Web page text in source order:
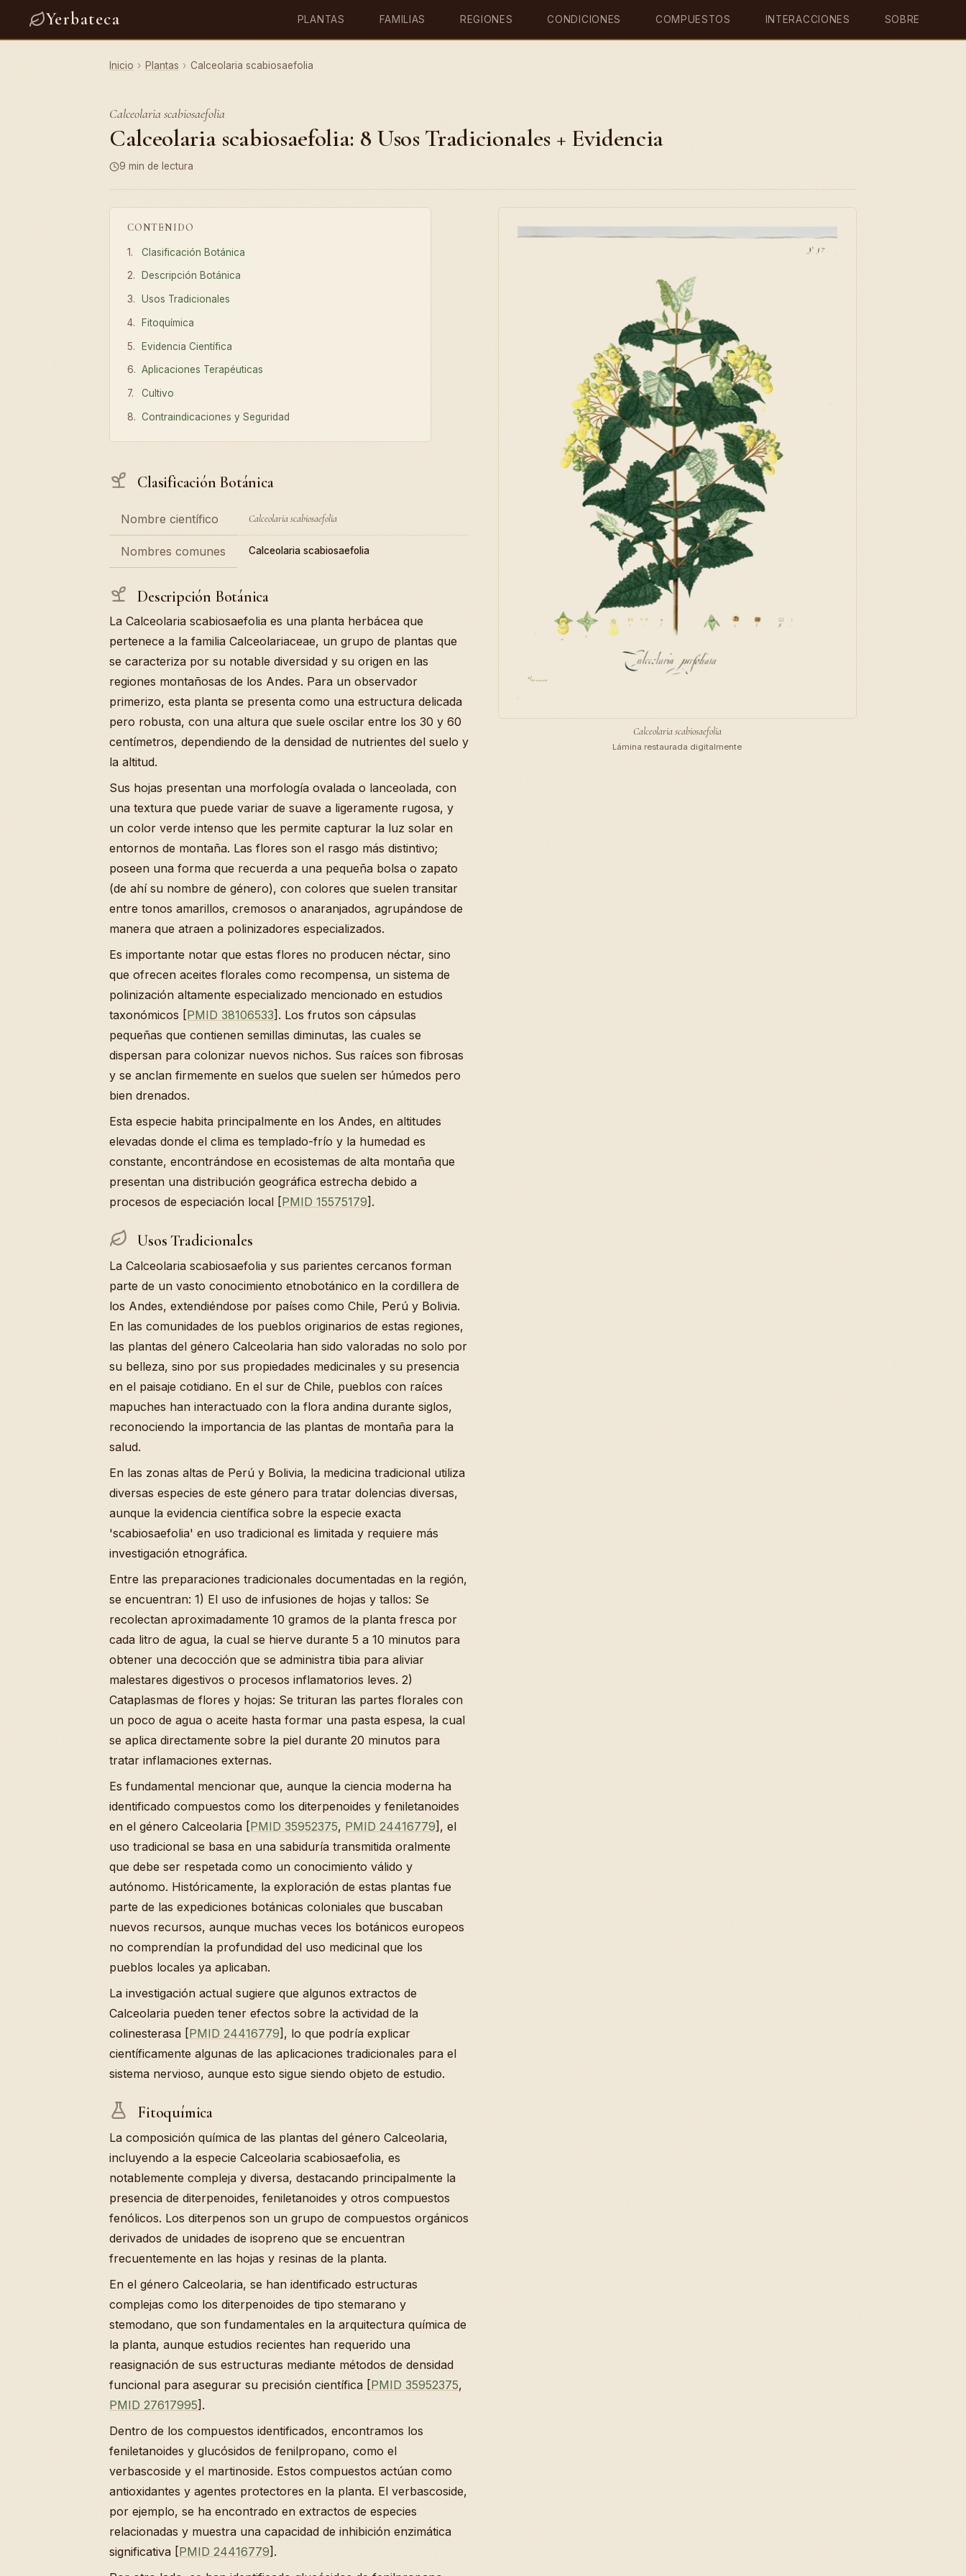
Yerbateca PLANTAS FAMILIAS REGIONES CONDICIONES COMPUESTOS INTERACCIONES SOBRE
Inicio › Plantas › Calceolaria scabiosaefolia
Calceolaria scabiosaefolia
Calceolaria scabiosaefolia: 8 Usos Tradicionales + Evidencia
9 min de lectura
CONTENIDO
Clasificación Botánica
Descripción Botánica
Usos Tradicionales
Fitoquímica
Evidencia Científica
Aplicaciones Terapéuticas
Cultivo
Contraindicaciones y Seguridad
Clasificación Botánica
Nombre científico Calceolaria scabiosaefolia
Nombres comunes Calceolaria scabiosaefolia
Descripción Botánica
La Calceolaria scabiosaefolia es una planta herbácea que
pertenece a la familia Calceolariaceae, un grupo de plantas que
se caracteriza por su notable diversidad y su origen en las
regiones montañosas de los Andes. Para un observador
primerizo, esta planta se presenta como una estructura delicada
pero robusta, con una altura que suele oscilar entre los 30 y 60
centímetros, dependiendo de la densidad de nutrientes del suelo y
la altitud.
Sus hojas presentan una morfología ovalada o lanceolada, con
una textura que puede variar de suave a ligeramente rugosa, y
un color verde intenso que les permite capturar la luz solar en
entornos de montaña. Las flores son el rasgo más distintivo;
poseen una forma que recuerda a una pequeña bolsa o zapato
(de ahí su nombre de género), con colores que suelen transitar
entre tonos amarillos, cremosos o anaranjados, agrupándose de
manera que atraen a polinizadores especializados.
Es importante notar que estas flores no producen néctar, sino
que ofrecen aceites florales como recompensa, un sistema de
polinización altamente especializado mencionado en estudios
taxonómicos [PMID 38106533]. Los frutos son cápsulas
pequeñas que contienen semillas diminutas, las cuales se
dispersan para colonizar nuevos nichos. Sus raíces son fibrosas
y se anclan firmemente en suelos que suelen ser húmedos pero
bien drenados.
Esta especie habita principalmente en los Andes, en altitudes
elevadas donde el clima es templado-frío y la humedad es
constante, encontrándose en ecosistemas de alta montaña que
presentan una distribución geográfica estrecha debido a
procesos de especiación local [PMID 15575179].
Usos Tradicionales
La Calceolaria scabiosaefolia y sus parientes cercanos forman
parte de un vasto conocimiento etnobotánico en la cordillera de
los Andes, extendiéndose por países como Chile, Perú y Bolivia.
En las comunidades de los pueblos originarios de estas regiones,
las plantas del género Calceolaria han sido valoradas no solo por
su belleza, sino por sus propiedades medicinales y su presencia
en el paisaje cotidiano. En el sur de Chile, pueblos con raíces
mapuches han interactuado con la flora andina durante siglos,
reconociendo la importancia de las plantas de montaña para la
salud.
En las zonas altas de Perú y Bolivia, la medicina tradicional utiliza
diversas especies de este género para tratar dolencias diversas,
aunque la evidencia científica sobre la especie exacta
'scabiosaefolia' en uso tradicional es limitada y requiere más
investigación etnográfica.
Entre las preparaciones tradicionales documentadas en la región,
se encuentran: 1) El uso de infusiones de hojas y tallos: Se
recolectan aproximadamente 10 gramos de la planta fresca por
cada litro de agua, la cual se hierve durante 5 a 10 minutos para
obtener una decocción que se administra tibia para aliviar
malestares digestivos o procesos inflamatorios leves. 2)
Cataplasmas de flores y hojas: Se trituran las partes florales con
un poco de agua o aceite hasta formar una pasta espesa, la cual
se aplica directamente sobre la piel durante 20 minutos para
tratar inflamaciones externas.
Es fundamental mencionar que, aunque la ciencia moderna ha
identificado compuestos como los diterpenoides y feniletanoides
en el género Calceolaria [PMID 35952375, PMID 24416779], el
uso tradicional se basa en una sabiduría transmitida oralmente
que debe ser respetada como un conocimiento válido y
autónomo. Históricamente, la exploración de estas plantas fue
parte de las expediciones botánicas coloniales que buscaban
nuevos recursos, aunque muchas veces los botánicos europeos
no comprendían la profundidad del uso medicinal que los
pueblos locales ya aplicaban.
La investigación actual sugiere que algunos extractos de
Calceolaria pueden tener efectos sobre la actividad de la
colinesterasa [PMID 24416779], lo que podría explicar
científicamente algunas de las aplicaciones tradicionales para el
sistema nervioso, aunque esto sigue siendo objeto de estudio.
Fitoquímica
La composición química de las plantas del género Calceolaria,
incluyendo a la especie Calceolaria scabiosaefolia, es
notablemente compleja y diversa, destacando principalmente la
presencia de diterpenoides, feniletanoides y otros compuestos
fenólicos. Los diterpenos son un grupo de compuestos orgánicos
derivados de unidades de isopreno que se encuentran
frecuentemente en las hojas y resinas de la planta.
En el género Calceolaria, se han identificado estructuras
complejas como los diterpenoides de tipo stemarano y
stemodano, que son fundamentales en la arquitectura química de
la planta, aunque estudios recientes han requerido una
reasignación de sus estructuras mediante métodos de densidad
funcional para asegurar su precisión científica [PMID 35952375,
PMID 27617995].
Dentro de los compuestos identificados, encontramos los
feniletanoides y glucósidos de fenilpropano, como el
verbascoside y el martinoside. Estos compuestos actúan como
antioxidantes y agentes protectores en la planta. El verbascoside,
por ejemplo, se ha encontrado en extractos de especies
relacionadas y muestra una capacidad de inhibición enzimática
significativa [PMID 24416779].
Calceolaria scabiosaefolia
Lámina restaurada digitalmente